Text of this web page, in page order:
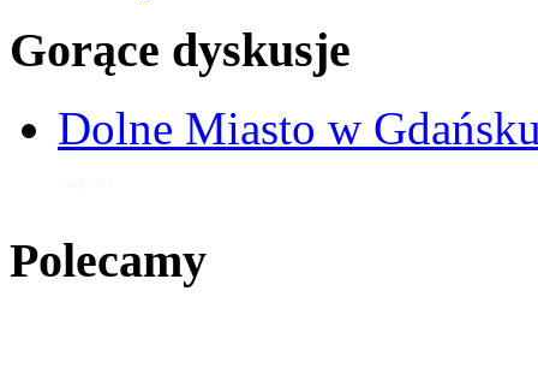
Gorące dyskusje
Dolne Miasto w
Polecamy